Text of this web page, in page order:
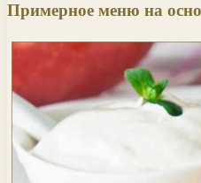
Примерное меню на